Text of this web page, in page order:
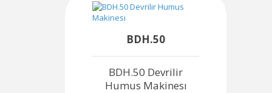
BDH.50
BDH.50 Devrilir
Humus Makinesı